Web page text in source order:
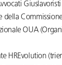
della
OUA
HREvolution